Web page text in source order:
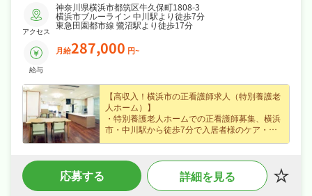
アクセス
神奈川県横浜市都筑区牛久保町1808-3
横浜市ブルーライン 中川駅より徒歩7分
東急田園都市線 鷺沼駅より徒歩17分
給与
月給287,000 円~
【高収入！横浜市の正看護師求人（特別養護老
人ホーム）】
・特別養護老人ホームでの正看護師募集、横浜
市・中川駅から徒歩7分で入居者様のケア・機
・賞与年2回・住宅手当・オンコール手当など
各種手当・昇給ありなど好待遇で、月給28.7万
円〜の正社員求人、安定した収入を目指せます
応募する 詳細を見る